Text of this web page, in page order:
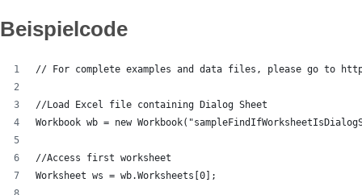
Beispielcode
// For complete examples and data files, please go to
//Load Excel file containing Dialog Sheet
Workbook wb = new
//Access first worksheet
Worksheet ws = wb.Worksheets[0];